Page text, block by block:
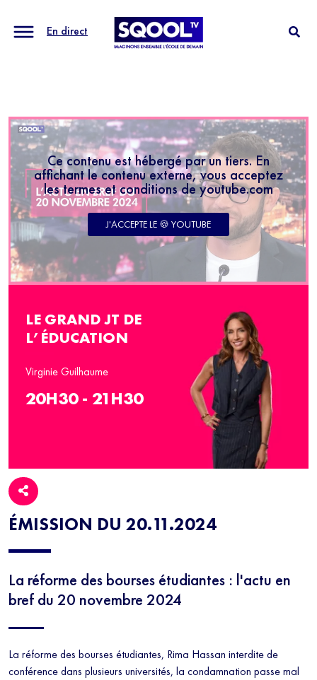
En direct
Ce contenu est hébergé par un tiers. En
affichant le contenu externe, vous acceptez
les termes et conditions de youtube.com
J'ACCEPTE LE 🍪 YOUTUBE
ÉMISSION DU 20.11.2024
La réforme des bourses étudiantes : l'actu en
bref du 20 novembre 2024
La réforme des bourses étudiantes, Rima Hassan interdite de
conférence dans plusieurs universités, la condamnation passe mal
LE GRAND JT DE
L’ÉDUCATION
Virginie Guilhaume
20H30 - 21H30